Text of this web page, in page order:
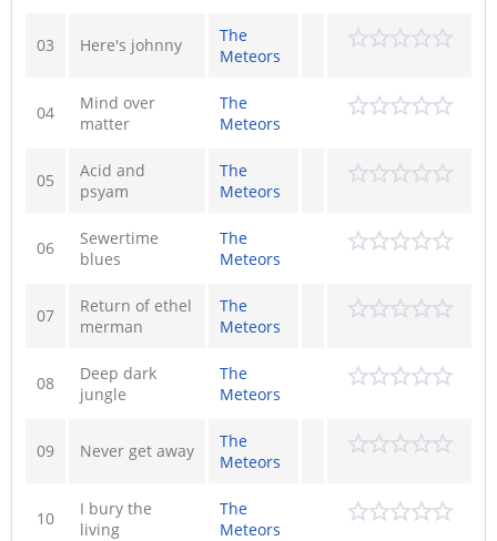
03 Here's johnny
The
Meteors
04
Mind over
matter
The
Meteors
05
Acid and
psyam
The
Meteors
06
Sewertime
blues
The
Meteors
07
Return of ethel
merman
The
Meteors
08
Deep dark
jungle
The
Meteors
09 Never get away
The
Meteors
10
I bury the
living
The
Meteors